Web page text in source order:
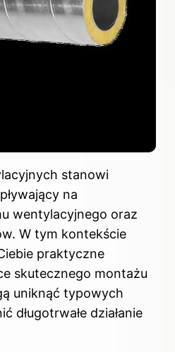
stanowi
na
wentylacyjnego oraz
W tym kontekście
praktyczne
skutecznego montażu
uniknąć typowych
długotrwałe działanie